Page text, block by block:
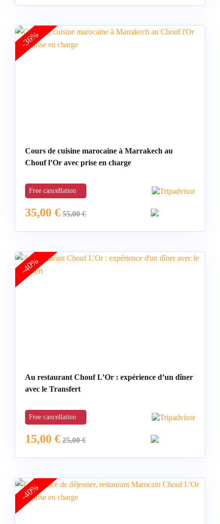
-36%
Cours de cuisine marocaine à Marrakech au
Chouf l’Or avec prise en charge
Free cancellation
35,00 € 55,00€
-40%
Au restaurant Chouf L’Or : expérience d’un dîner
avec le Transfert
Free cancellation
15,00 € 25,00€
-40%